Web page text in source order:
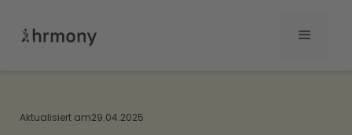
Aktualisiert am29.04.2025